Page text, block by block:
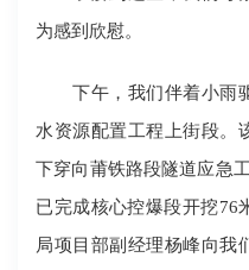
为感到欣慰。
下午，我们伴着小雨驱
水资源配置工程上街段
下穿向莆铁路段隧道应急
已完成核心控爆段开挖76
局项目部副经理杨峰向我